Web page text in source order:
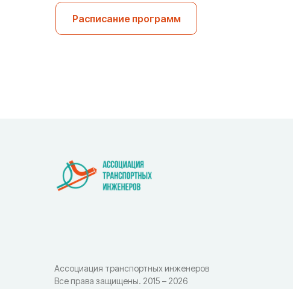
Расписание программ
Ассоциация транспортных инженеров
Все права защищены. 2015 – 2026